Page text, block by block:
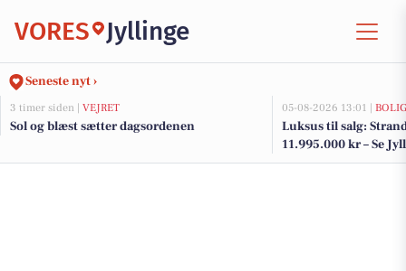
VORES Jyllinge
Seneste nyt ›
3 timer siden | VEJRET
Sol og blæst sætter dagsordenen
05-08-2026 13:01 |
Luksus til salg:
11.995.000 kr – Se
her